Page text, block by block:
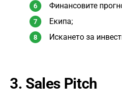
Финансовите
Екипа;
Искането за
3. Sales Pitch